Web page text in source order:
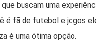
buscam uma
é fã de futebol e jogos
é uma ótima opção.